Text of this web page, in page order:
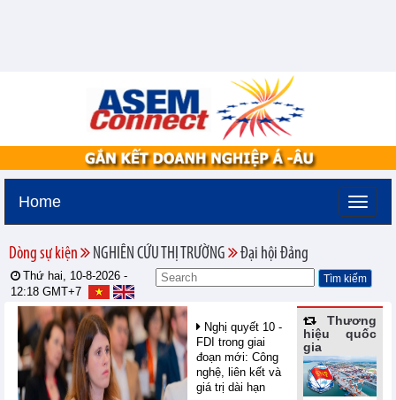
Home
Dòng sự kiện NGHIÊN CỨU THỊ TRƯỜNG Đại hội Đảng
Thứ hai, 10-8-2026 -
12:18 GMT+7
Nghị quyết 10 -
FDI trong giai
đoạn mới: Công
nghệ, liên kết và
giá trị dài hạn
Thương
hiệu quốc
gia